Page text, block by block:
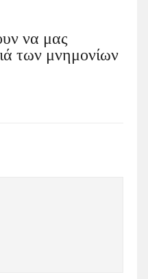
να μας
των μνημονίων